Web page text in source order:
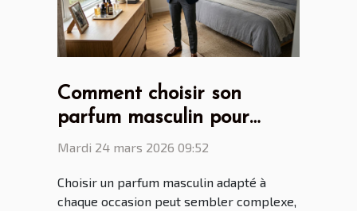
Comment choisir son
parfum masculin pour
chaque occasion ?
Mardi 24 mars 2026 09:52
Choisir un parfum masculin adapté à
chaque occasion peut sembler complexe,